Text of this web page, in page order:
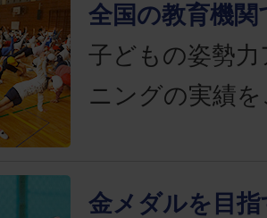
全国の教育機関
子どもの姿勢
ニングの実績
金メダルを目指